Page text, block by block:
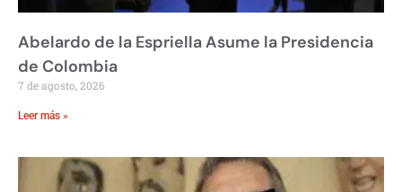
Abelardo de la Espriella Asume la Presidencia
de Colombia
7 de agosto, 2026
Leer más »